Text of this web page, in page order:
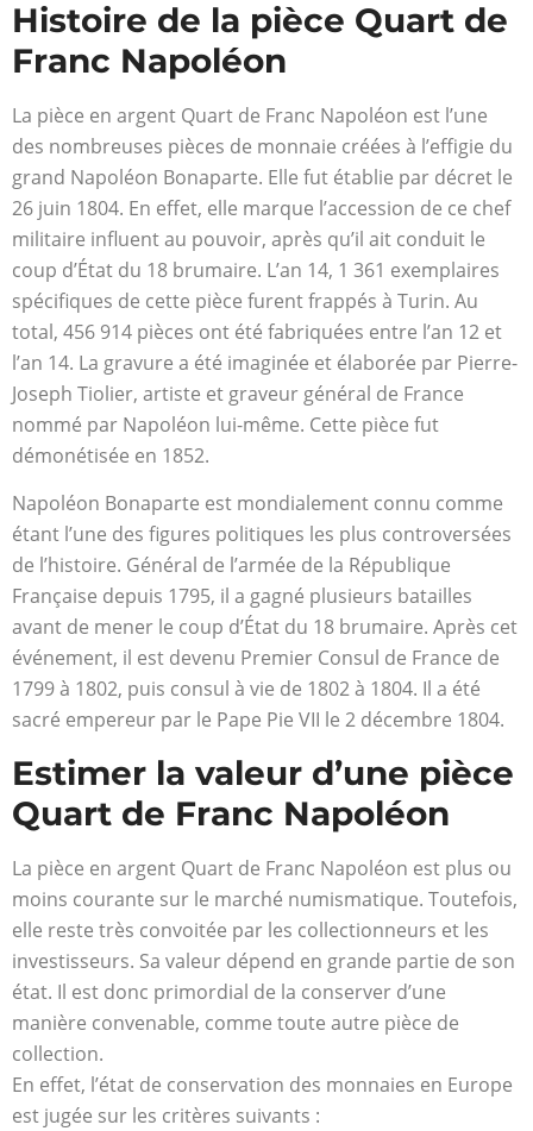
Histoire de la pièce Quart de
Franc Napoléon
La pièce en argent Quart de Franc Napoléon est l’une
des nombreuses pièces de monnaie créées à l’effigie du
grand Napoléon Bonaparte. Elle fut établie par décret le
26 juin 1804. En effet, elle marque l’accession de ce chef
militaire influent au pouvoir, après qu’il ait conduit le
coup d’État du 18 brumaire. L’an 14, 1 361 exemplaires
spécifiques de cette pièce furent frappés à Turin. Au
total, 456 914 pièces ont été fabriquées entre l’an 12 et
l’an 14. La gravure a été imaginée et élaborée par Pierre-
Joseph Tiolier, artiste et graveur général de France
nommé par Napoléon lui-même. Cette pièce fut
démonétisée en 1852.
Napoléon Bonaparte est mondialement connu comme
étant l’une des figures politiques les plus controversées
de l’histoire. Général de l’armée de la République
Française depuis 1795, il a gagné plusieurs batailles
avant de mener le coup d’État du 18 brumaire. Après cet
événement, il est devenu Premier Consul de France de
1799 à 1802, puis consul à vie de 1802 à 1804. Il a été
sacré empereur par le Pape Pie VII le 2 décembre 1804.
Estimer la valeur d’une pièce
Quart de Franc Napoléon
La pièce en argent Quart de Franc Napoléon est plus ou
moins courante sur le marché numismatique. Toutefois,
elle reste très convoitée par les collectionneurs et les
investisseurs. Sa valeur dépend en grande partie de son
état. Il est donc primordial de la conserver d’une
manière convenable, comme toute autre pièce de
collection.
En effet, l’état de conservation des monnaies en Europe
est jugée sur les critères suivants :